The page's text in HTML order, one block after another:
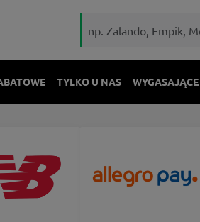
TYLKO U NAS WYGASAJĄCE